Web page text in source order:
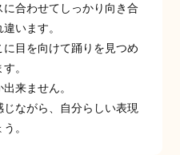
合わせてしっかり向き合
います。
目を向けて踊りを見つめ
。
来ません。
ながら、自分らしい表現
。